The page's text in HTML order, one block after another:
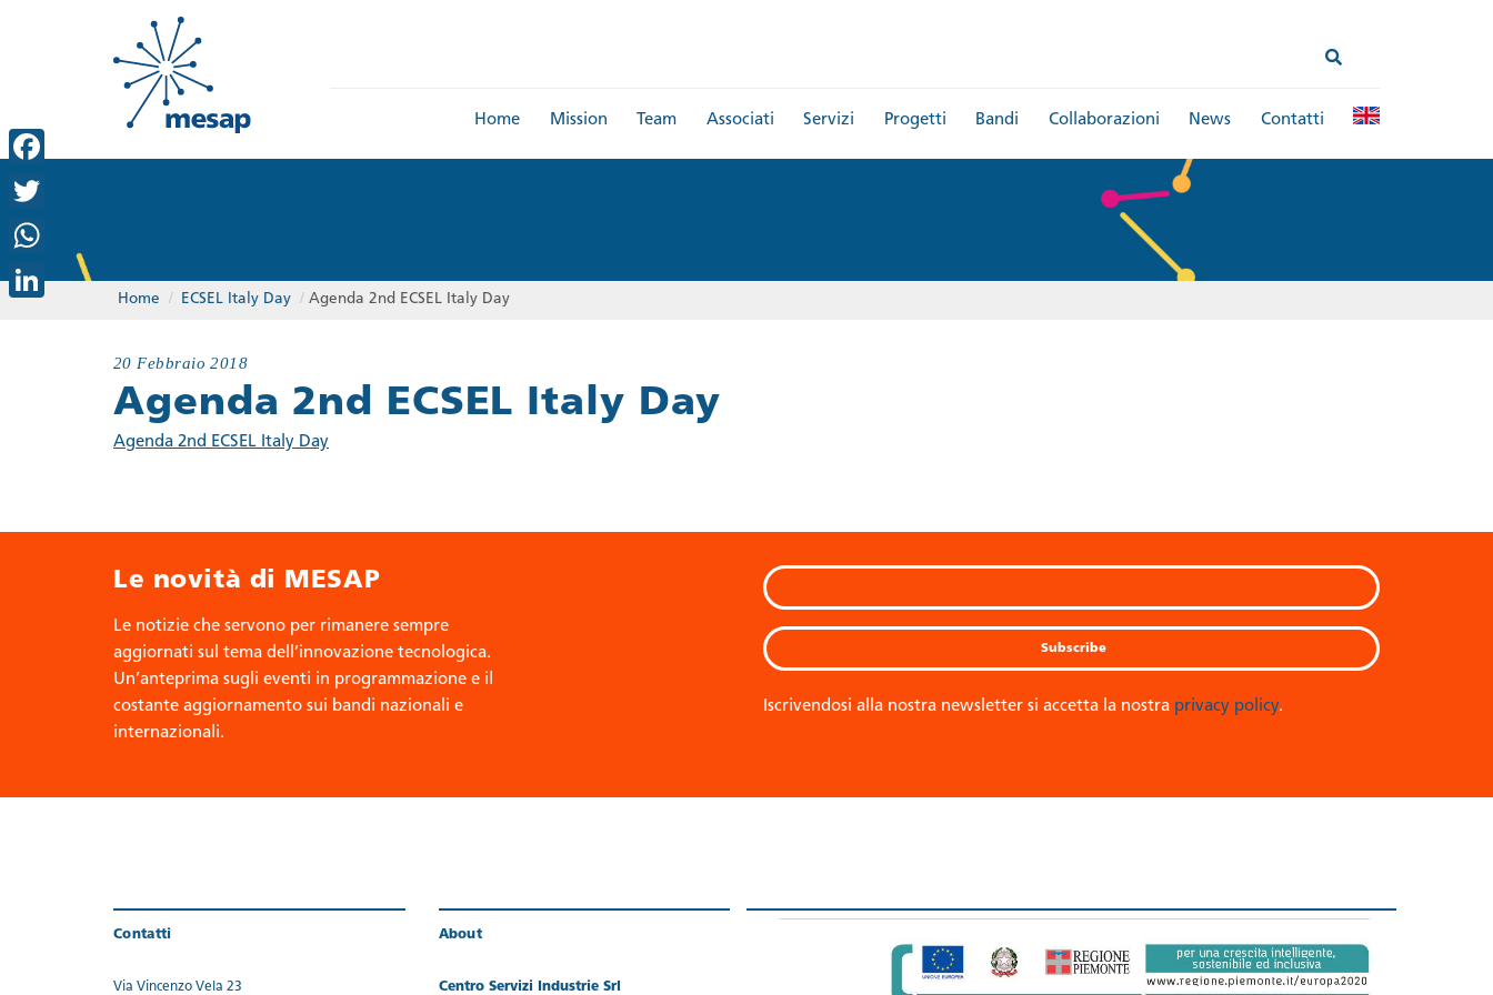
Home Mission Team Associati Servizi Progetti Bandi Collaborazioni News Contatti
Home / ECSEL Italy Day / Agenda 2nd ECSEL Italy Day
20 Febbraio 2018
Agenda 2nd ECSEL Italy Day
Agenda 2nd ECSEL Italy Day
Le novità di MESAP
Le notizie che servono per rimanere sempre
aggiornati sul tema dell’innovazione tecnologica.
Un’anteprima sugli eventi in programmazione e il
costante aggiornamento sui bandi nazionali e
internazionali.
Iscrivendosi alla nostra newsletter si accetta la nostra privacy policy.
Contatti
Via Vincenzo Vela 23
About
Centro Servizi Industrie Srl
Facebook
Twitter
WhatsApp